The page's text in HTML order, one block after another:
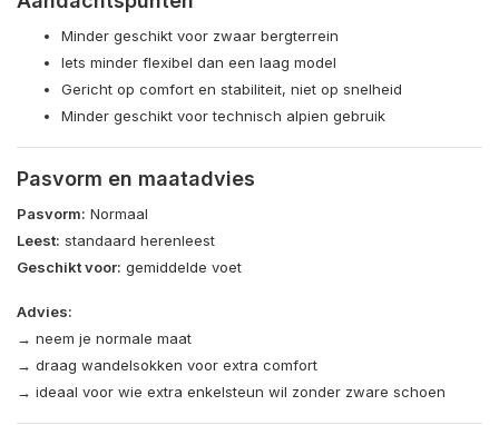
Minder geschikt voor zwaar bergterrein
Iets minder flexibel dan een laag model
Gericht op comfort en stabiliteit, niet op snelheid
Minder geschikt voor technisch alpien gebruik
Pasvorm en maatadvies
Pasvorm: Normaal
Leest: standaard herenleest
Geschikt voor: gemiddelde voet
Advies:
→ neem je normale maat
→ draag wandelsokken voor extra comfort
→ ideaal voor wie extra enkelsteun wil zonder zware schoen